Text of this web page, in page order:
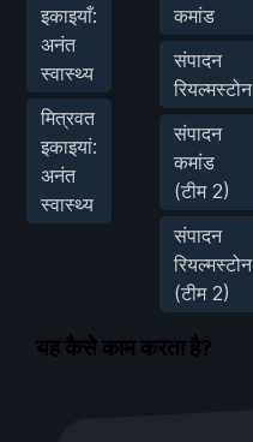
इकाइयाँ:
अनंत
स्वास्थ्य
मित्रवत
इकाइयां:
अनंत
स्वास्थ्य
कमांड
संपादन
रियल्मस्टोन
संपादन
कमांड
(टीम 2)
संपादन
रियल्मस्टोन
(टीम 2)
यह कैसे काम करता है?